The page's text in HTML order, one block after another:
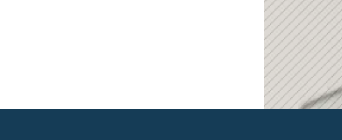
maniac KI